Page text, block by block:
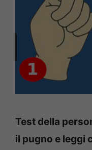
Test della
il pugno e leggi